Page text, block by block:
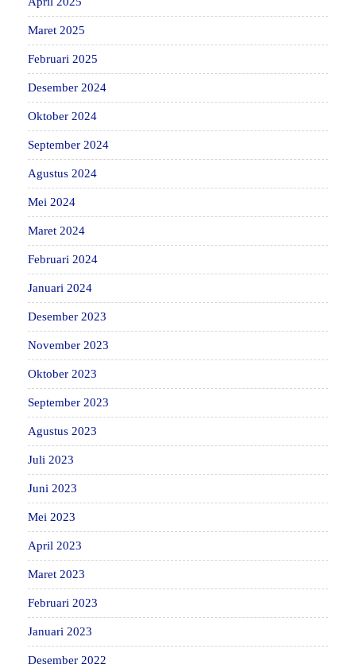
Maret 2025
Februari 2025
Desember 2024
Oktober 2024
September 2024
Agustus 2024
Mei 2024
Maret 2024
Februari 2024
Januari 2024
Desember 2023
November 2023
Oktober 2023
September 2023
Agustus 2023
Juli 2023
Juni 2023
Mei 2023
April 2023
Maret 2023
Februari 2023
Januari 2023
Desember 2022